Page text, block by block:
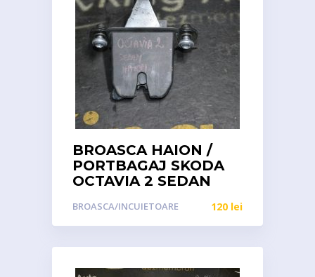
BROASCA HAION /
PORTBAGAJ SKODA
OCTAVIA 2 SEDAN
BROASCA/INCUIETOARE 120 lei